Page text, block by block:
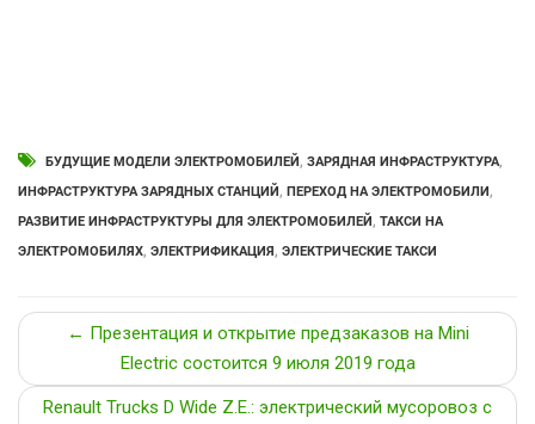
БУДУЩИЕ МОДЕЛИ ЭЛЕКТРОМОБИЛЕЙ, ЗАРЯДНАЯ ИНФРАСТРУКТУРА,
ИНФРАСТРУКТУРА ЗАРЯДНЫХ СТАНЦИЙ, ПЕРЕХОД НА ЭЛЕКТРОМОБИЛИ,
РАЗВИТИЕ ИНФРАСТРУКТУРЫ ДЛЯ ЭЛЕКТРОМОБИЛЕЙ, ТАКСИ НА
ЭЛЕКТРОМОБИЛЯХ, ЭЛЕКТРИФИКАЦИЯ, ЭЛЕКТРИЧЕСКИЕ ТАКСИ
← Презентация и открытие предзаказов на Mini
Electric состоится 9 июля 2019 года
Renault Trucks D Wide Z.E.: электрический мусоровоз с